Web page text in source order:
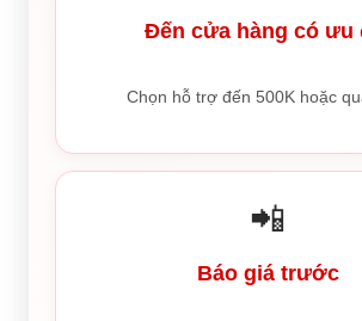
Đến cửa hàng có ưu
Chọn hỗ trợ đến 500K hoặc
📲
Báo giá trước